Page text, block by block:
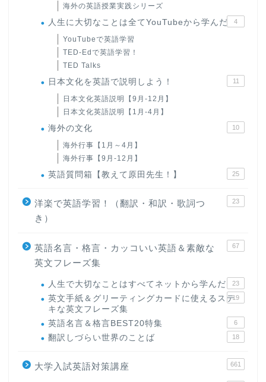
海外の英語授業実践シリーズ
人生に大切なことは全てYouTubeから学んだ 4
YouTubeで英語学習
TED-Edで英語学習！
TED Talks
日本文化を英語で説明しよう！ 11
日本文化英語説明【9月-12月】
日本文化英語説明【1月-4月】
海外の文化 10
海外行事【1月～4月】
海外行事【9月-12月】
英語質問箱【教えて原田先生！】 25
洋楽で英語学習！（翻訳・和訳・歌詞つ
き）
23
英語名言・格言・カッコいい英語＆素敵な
英文フレーズ集
67
人生で大切なことはすべてネットから学んだ 23
英文手紙＆グリーティングカードに使えるステ
キな英文フレーズ集
19
英語名言＆格言BEST20特集 6
翻訳しづらい世界のことば 18
大学入試英語対策講座 661